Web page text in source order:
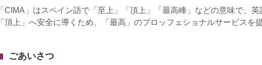
「CIMA」はスペイン語で「至上」「頂上」「最高峰」などの意味で、
「頂上」へ安全に導くため、「最高」のプロッフェショナルサービスを
ごあいさつ